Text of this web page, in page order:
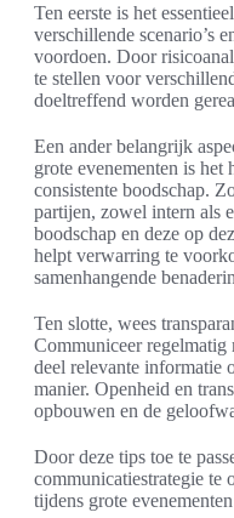
Ten eerste is het
verschillende scenario’s
voordoen. Door
te stellen voor
doeltreffend worden
Een ander belangrijk
grote evenementen is het
consistente boodschap.
partijen, zowel intern als
boodschap en deze op
helpt verwarring te
samenhangende
Ten slotte, wees
Communiceer regelmatig
deel relevante informatie
manier. Openheid en
opbouwen en de
Door deze tips toe te
communicatiestrategie te
tijdens grote